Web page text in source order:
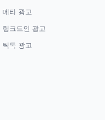
메타 광고
링크드인 광고
틱톡 광고